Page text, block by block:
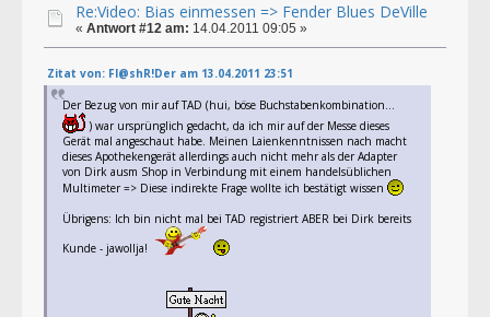
Re:Video: Bias einmessen => Fender Blues DeVille
« Antwort #12 am: 14.04.2011 09:05 »
Zitat von: Fl@shR!Der am 13.04.2011 23:51
Der Bezug von mir auf TAD (hui, böse Buchstabenkombination...
) war ursprünglich gedacht, da ich mir auf der Messe dieses
Gerät mal angeschaut habe. Meinen Laienkenntnissen nach macht
dieses Apothekengerät allerdings auch nicht mehr als der Adapter
von Dirk ausm Shop in Verbindung mit einem handelsüblichen
Multimeter => Diese indirekte Frage wollte ich bestätigt wissen
Übrigens: Ich bin nicht mal bei TAD registriert ABER bei Dirk bereits
Kunde - jawollja!